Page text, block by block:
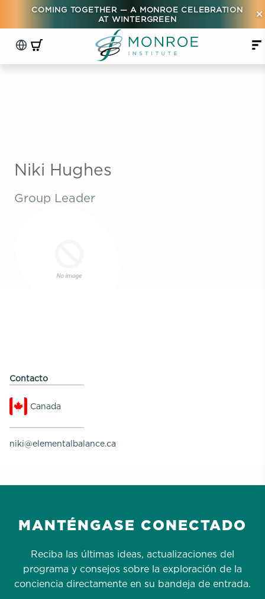
COMING TOGETHER — A MONROE CELEBRATION
AT WINTERGREEN
×
Niki Hughes
Group Leader
Contacto
Canada
niki@elementalbalance.ca
MANTÉNGASE CONECTADO
Reciba las últimas ideas, actualizaciones del
programa y consejos sobre la exploración de la
conciencia directamente en su bandeja de entrada.